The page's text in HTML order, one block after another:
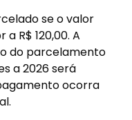
se o valor
R$ 120,00. A
do parcelamento
a 2026 será
ocorra